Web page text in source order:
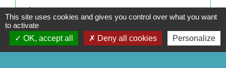
À quelle retraite a droit un contractuel devenu
fonctionnaire ?
Signaler une erreur sur cette page
This site uses cookies and gives you control over what you want
to activate
OK, accept all
Deny all cookies Personalize